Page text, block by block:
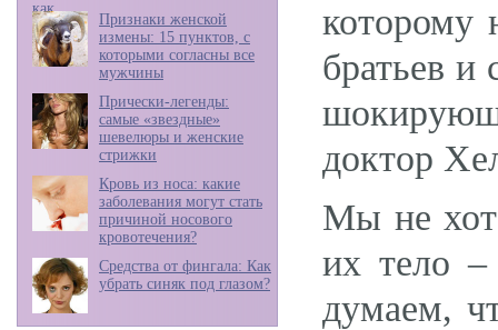
Признаки женской
измены: 15 пунктов, с
которыми согласны все
мужчины
Прически-легенды:
самые «звездные»
шевелюры и женские
стрижки
Кровь из носа: какие
заболевания могут стать
причиной носового
кровотечения?
Средства от фингала: Как
убрать синяк под глазом?
которому
братьев и
доктор
Мы не
их тело
думаем,